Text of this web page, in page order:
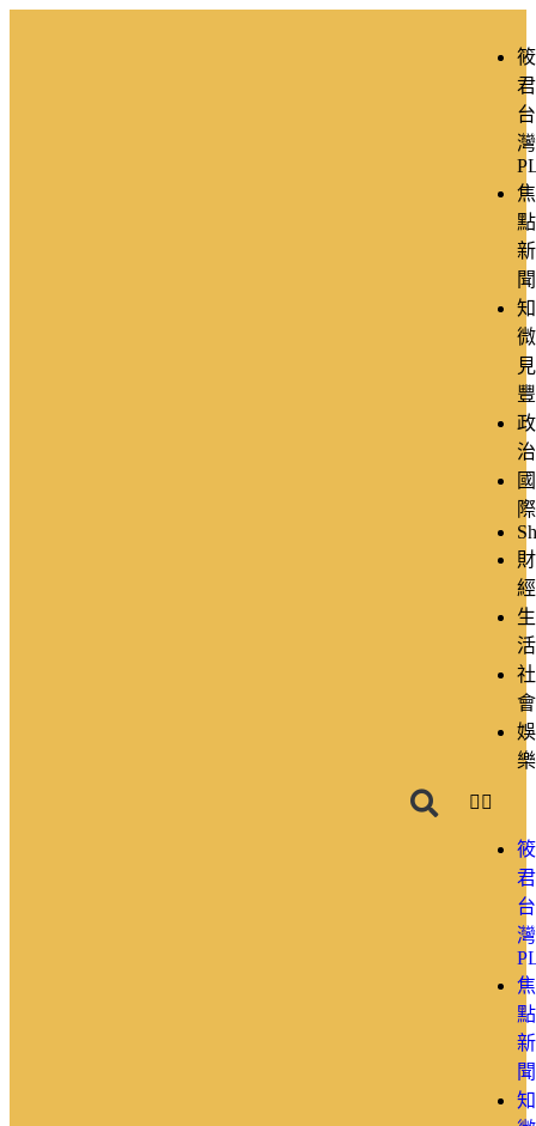
筱
君
台
灣
焦
點
新
聞
知
微
見
豐
政
治
國
際
財
經
生
活
社
會
娛
樂
筱
君
台
灣
焦
點
新
聞
知